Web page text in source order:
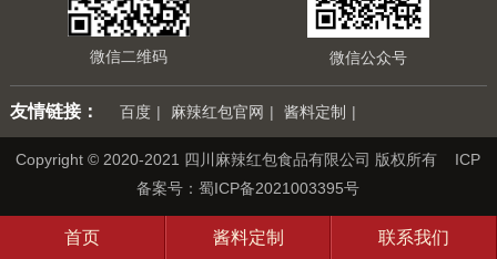
微信公众号
微信二维码
友情链接： 百度 | 麻辣红包官网 | 酱料定制 |
Copyright © 2020-2021 四川麻辣红包食品有限公司 版权所有 ICP
备案号：蜀ICP备2021003395号
首页 酱料定制 联系我们